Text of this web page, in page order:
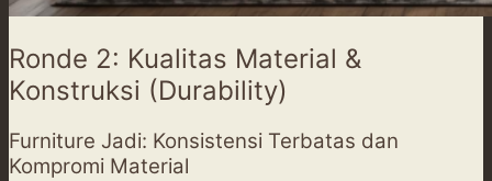
Ronde 2: Kualitas Material &
Konstruksi (Durability)
Furniture Jadi: Konsistensi Terbatas dan
Kompromi Material